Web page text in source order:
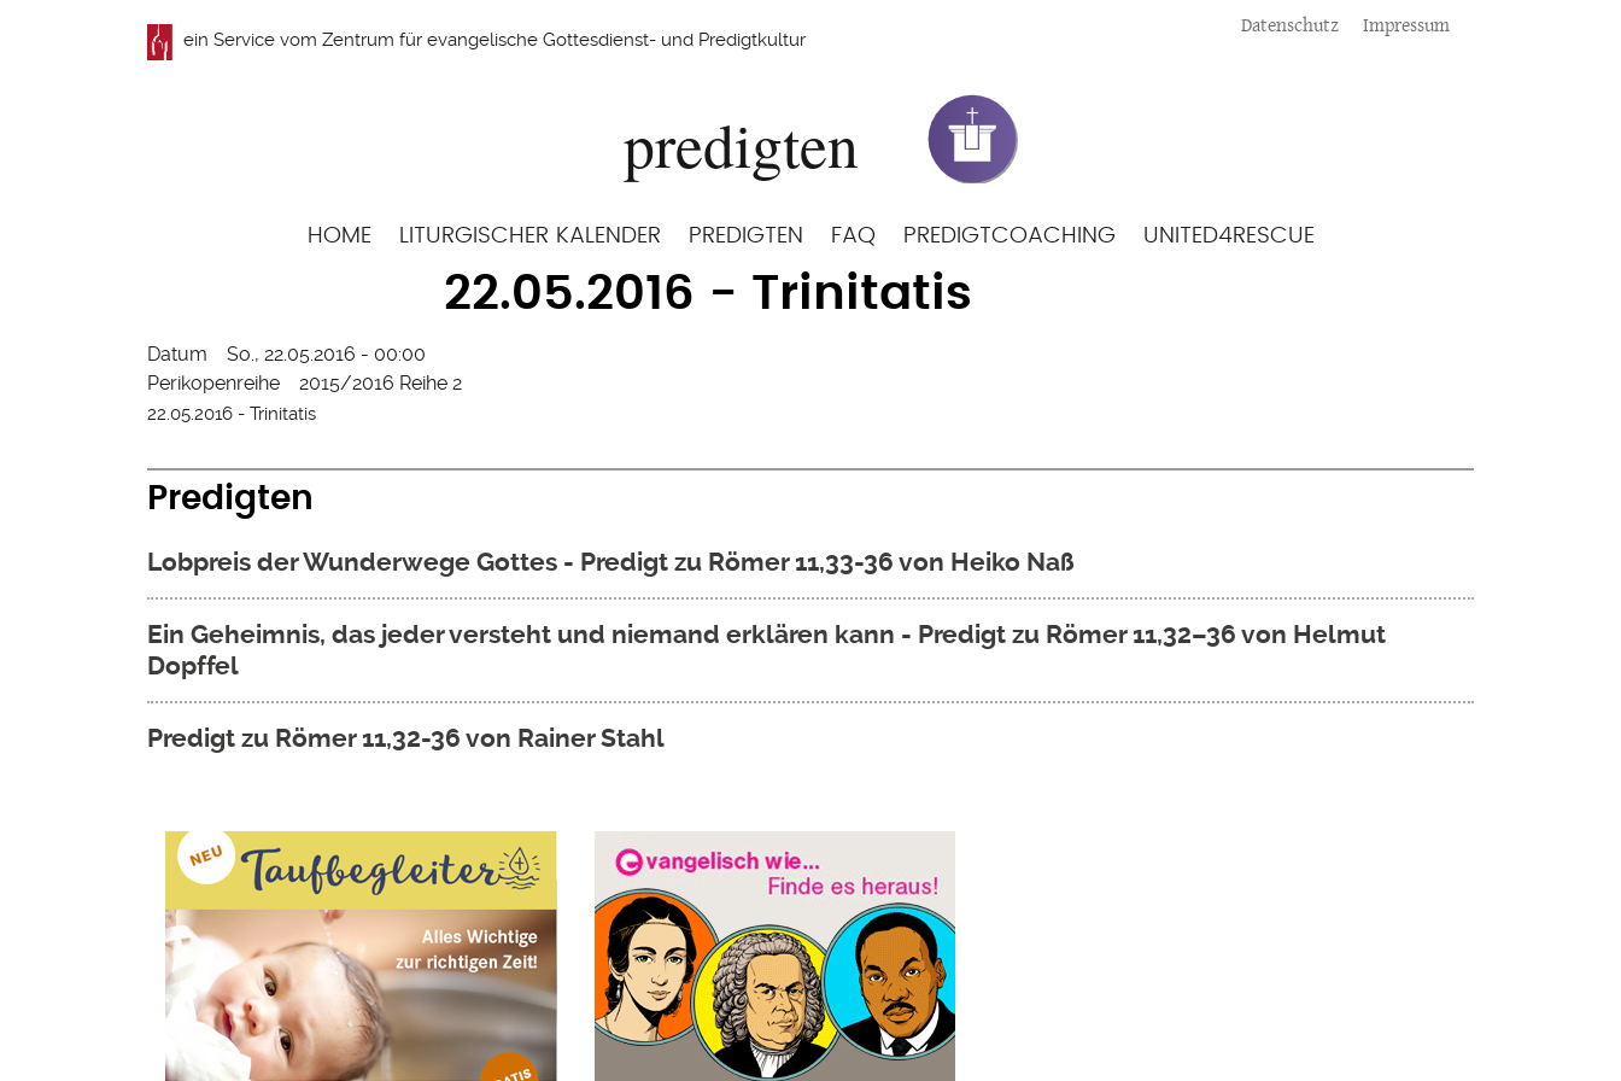
ein Service vom Zentrum für evangelische Gottesdienst- und Predigtkultur
Meta
Datenschutz Impressum
Hauptnavigation
HOME LITURGISCHER KALENDER PREDIGTEN FAQ PREDIGTCOACHING UNITED4RESCUE
22.05.2016 - Trinitatis
Datum
So., 22.05.2016 - 00:00
Perikopenreihe
2015/2016 Reihe 2
22.05.2016 - Trinitatis
Predigten
​Lobpreis der Wunderwege Gottes - Predigt zu Römer 11,33-36 von Heiko Naß
Ein Geheimnis, das jeder versteht und niemand erklären kann - Predigt zu Römer 11,32–36 von Helmut
Dopffel
Predigt zu Römer 11,32-36 von Rainer Stahl